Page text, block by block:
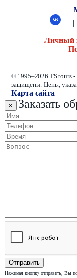
Личный
© 1995–2026 TS tours -
защищены. Цены,
Карта сайта
× Заказать
Нажимая кнопку отправить, Вы